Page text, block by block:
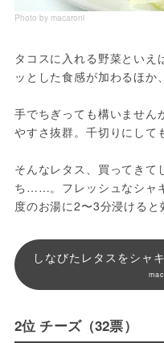
Photo by macaroni
タコスに入れる野菜といえ
ッとした食感が加わるほか
手でちぎっても構いません
やすさ抜群。千切りにして
そんなレタス、買ってきて
ち……。フレッシュなシャ
度のお湯に2〜3分浸ける
しなびたレタスをシャ
2位 チーズ（32票）